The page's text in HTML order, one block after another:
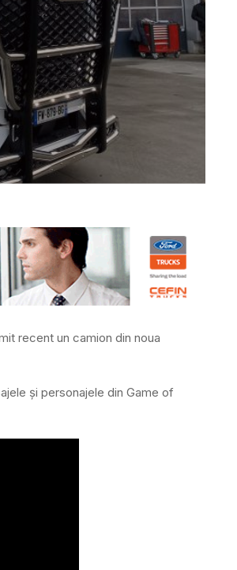
recent un camion din noua
și personajele din Game of